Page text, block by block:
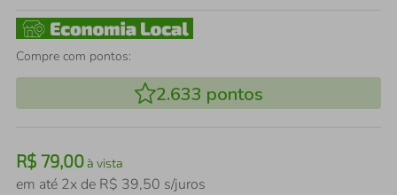
Compre com pontos:
2.633 pontos
R$ 79,00à vista
em até 2x de R$ 39,50 s/juros